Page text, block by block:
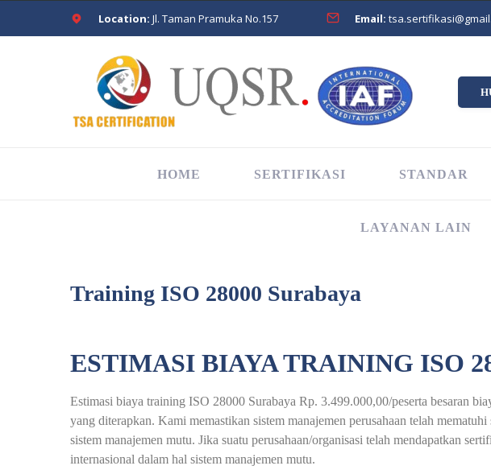
Location: Jl. Taman Pramuka No.157 Email:
HOME SERTIFIKASI STANDAR
LAYANAN LAIN
Training ISO 28000 Surabaya
ESTIMASI BIAYA TRAINING ISO
Estimasi biaya training ISO 28000 Surabaya Rp. 3.499.000,00/peserta besaran
yang diterapkan. Kami memastikan sistem manajemen perusahaan telah
sistem manajemen mutu. Jika suatu perusahaan/organisasi telah mendapatkan
internasional dalam hal sistem manajemen mutu.